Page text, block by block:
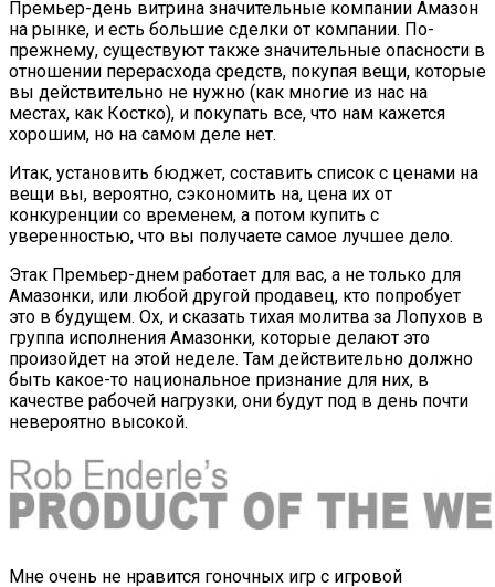
Премьер-день витрина значительные компании Амазон
на рынке, и есть большие сделки от компании. По-
прежнему, существуют также значительные опасности в
отношении перерасхода средств, покупая вещи, которые
вы действительно не нужно (как многие из нас на
местах, как Костко), и покупать все, что нам кажется
хорошим, но на самом деле нет.
Итак, установить бюджет, составить список с ценами на
вещи вы, вероятно, сэкономить на, цена их от
конкуренции со временем, а потом купить с
уверенностью, что вы получаете самое лучшее дело.
Этак Премьер-днем работает для вас, а не только для
Амазонки, или любой другой продавец, кто попробует
это в будущем. Ох, и сказать тихая молитва за Лопухов в
группа исполнения Амазонки, которые делают это
произойдет на этой неделе. Там действительно должно
быть какое-то национальное признание для них, в
качестве рабочей нагрузки, они будут под в день почти
невероятно высокой.
Мне очень не нравится гоночных игр с игровой